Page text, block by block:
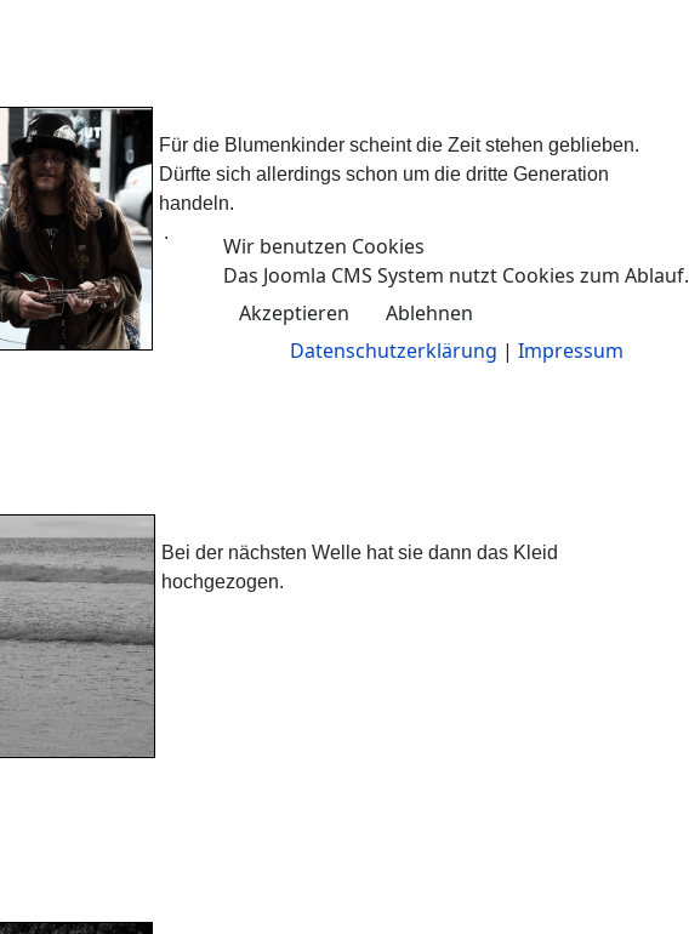
Für die Blumenkinder scheint die Zeit stehen geblieben.
Dürfte sich allerdings schon um die dritte Generation
handeln.
.
Bei der nächsten Welle hat sie dann das Kleid
hochgezogen.
Wir benutzen Cookies
Das Joomla CMS System nutzt Cookies zum Ablauf.
Akzeptieren
Ablehnen
Datenschutzerklärung | Impressum